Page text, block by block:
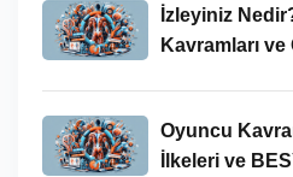
İzleyiniz
Kavramları
Oyuncu
İlkeleri ve